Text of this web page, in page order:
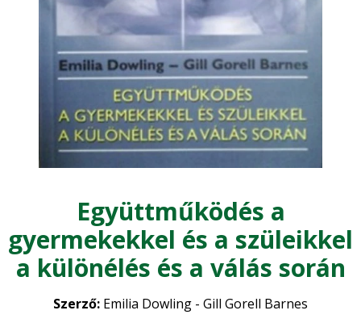
Szarvasmarha
Általános állattenyésztés
Erdőgazdaság
Erdészet
Erdővédelem
Faanyagok
Általános faipar
Gépesítés
Műszaki ismeretek
Gombatermesztés
• Gombászkodás
Környezet, energia
• Környezetvédelem
Logisztika, raktározás
Növénytermesztés
Együttműködés a
gyermekekkel és a szüleikkel
a különélés és a válás során
Szerző: Emilia Dowling - Gill Gorell Barnes